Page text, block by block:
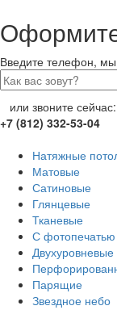
Введите телефон,
или звоните сейчас:
+7 (812) 332-53-04
Натяжные
Матовые
Сатиновые
Глянцевые
Тканевые
С фотопечатью
Двухуровневые
Парящие
Звездное небо